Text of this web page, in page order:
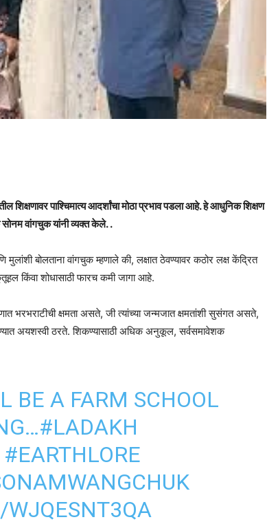
पाश्चिमात्य आदर्शांचा मोठा प्रभाव पडला आहे. हे आधुनिक शिक्षण
सोनम वांगचुक यांनी व्यक्त केले. .
बोलताना वांगचुक म्हणाले की, लक्षात ठेवण्यावर कठोर लक्ष केंद्रित
किंवा शोधासाठी फारच कमी जागा आहे.
भरभराटीची क्षमता असते, जी त्यांच्या जन्मजात क्षमतांशी सुसंगत असते,
अयशस्वी ठरते. शिकण्यासाठी अधिक अनुकूल, सर्वसमावेशक
BE A FARM SCHOOL
#LADAKH
#EARTHLORE